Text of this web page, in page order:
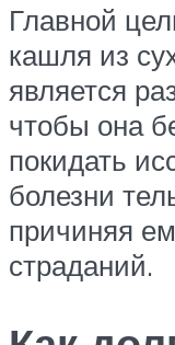
Главной
кашля из
является
чтобы она
покидать
болезни
причиняя
страданий.